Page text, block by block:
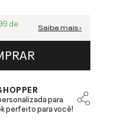
de Saiba mais ›
para
perfeito para você!